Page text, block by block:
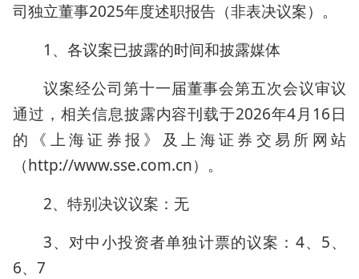
司独立董事2025年度述职报告（非表决议案）。
1、各议案已披露的时间和披露媒体
议案经公司第十一届董事会第五次会议审议
通过，相关信息披露内容刊载于2026年4月16日
的《上海证券报》及上海证券交易所网站
（http://www.sse.com.cn）。
2、特别决议议案：无
3、对中小投资者单独计票的议案：4、5、
6、7